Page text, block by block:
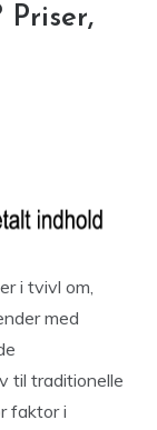
Priser,
i tvivl om,
med
til traditionelle
faktor i